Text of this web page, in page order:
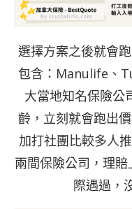
選擇方案之後就會
包含： Manulife 、
大當地知名保險公
齡，立刻就會跑出
加打社團比較多人
兩間保險公司，理
際遇過，